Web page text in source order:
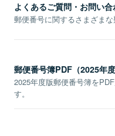
よくあるご質問・お問い合
郵便番号に関するさまざまな
郵便番号簿PDF（2025年度
2025年度版郵便番号簿を
す。